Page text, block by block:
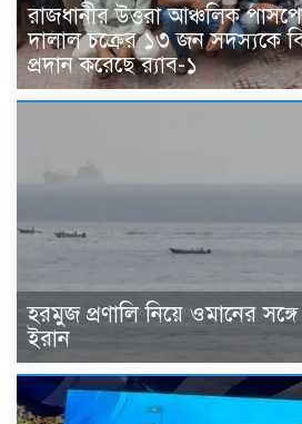
রাজধানীর উত্তরা আঞ্চলিক
দালাল চক্রের ১৩ জন সদস্যকে
প্রদান করেছে র‌্যাব-১
হরমুজ প্রণালি নিয়ে ওমানের সঙ্গে
ইরান